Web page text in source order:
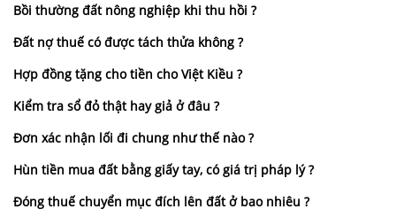
Bồi thường đất nông nghiệp khi thu hồi ?
Đất nợ thuế có được tách thửa không ?
Hợp đồng tặng cho tiền cho Việt Kiều ?
Kiểm tra sổ đỏ thật hay giả ở đâu ?
Đơn xác nhận lối đi chung như thế nào ?
Hùn tiền mua đất bằng giấy tay, có giá trị pháp lý ?
Đóng thuế chuyển mục đích lên đất ở bao nhiêu ?